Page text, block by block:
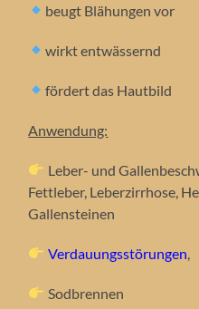
beugt Blähungen vor
wirkt entwässernd
fördert das Hautbild
Anwendung:
Leber- und
Fettleber, Leberzirrhose,
Gallensteinen
Verdauungsstörungen
Sodbrennen